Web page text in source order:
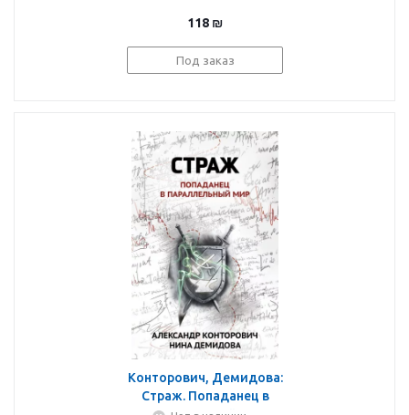
118 ₪
Под заказ
Конторович, Демидова:
Страж. Попаданец в